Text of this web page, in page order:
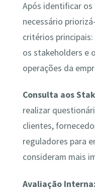
Após identificar
necessário
critérios
os stakeholders e
operações da
Consulta aos
realizar
clientes,
reguladores para
consideram mais
Avaliação Interna: